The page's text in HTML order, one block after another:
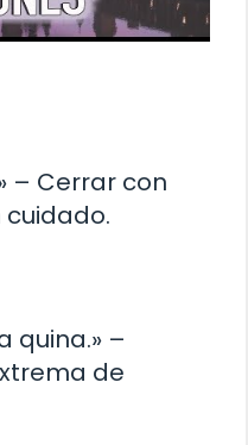
– Cerrar con
quina.» –
de